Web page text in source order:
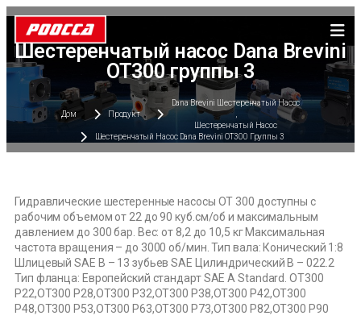
Шестеренчатый насос Dana Brevini
OT300 группы 3
Дом Продукт
Dana Brevini Шестеренчатый Насос
Шестеренчатый Насос
Шестеренчатый Насос Dana Brevini OT300 Группы 3
Гидравлические шестеренные насосы OT 300 доступны с
рабочим объемом от 22 до 90 куб.см/об и максимальным
давлением до 300 бар. Вес: от 8,2 до 10,5 кг Максимальная
частота вращения – до 3000 об/мин. Тип вала: Конический 1:8
Шлицевый SAE B – 13 зубьев SAE Цилиндрический B – 022.2
Тип фланца: Европейский стандарт SAE A Standard. OT300
P22,OT300 P28,OT300 P32,OT300 P38,OT300 P42,OT300
P48,OT300 P53,OT300 P63,OT300 P73,OT300 P82,OT300 P90